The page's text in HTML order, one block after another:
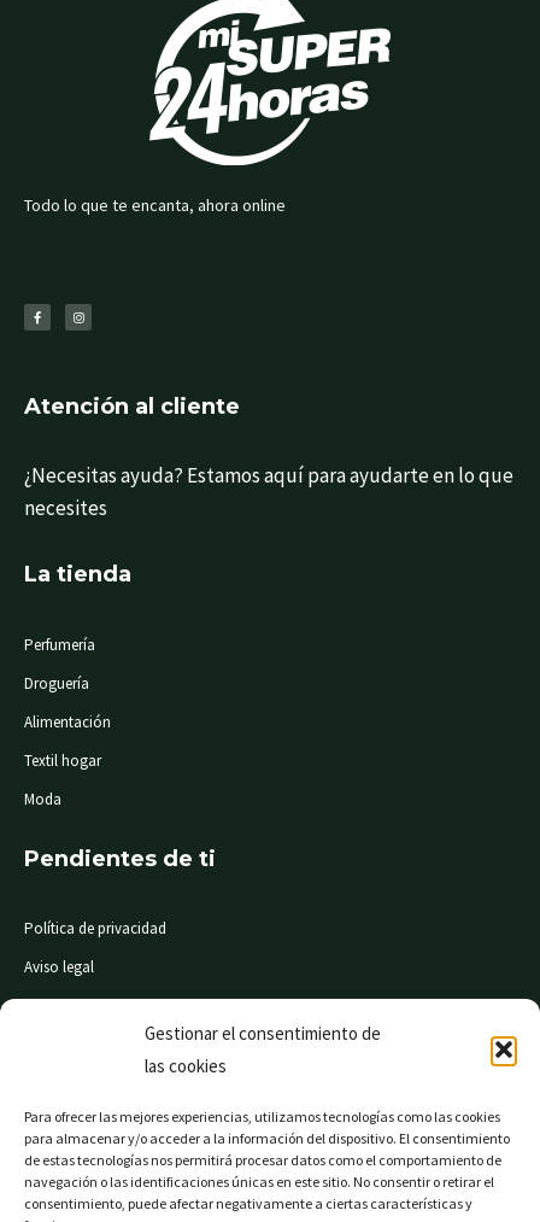
Gestionar el consentimiento de
las cookies
Para ofrecer las mejores experiencias, utilizamos tecnologías como las cookies
para almacenar y/o acceder a la información del dispositivo. El consentimiento
de estas tecnologías nos permitirá procesar datos como el comportamiento de
navegación o las identificaciones únicas en este sitio. No consentir o retirar el
consentimiento, puede afectar negativamente a ciertas características y
Todo lo que te encanta, ahora online
c
e
b
s
t
a
Atención al cliente
¿Necesitas ayuda? Estamos aquí para ayudarte en lo que
necesites
La tienda
Perfumería
Droguería
Alimentación
Textil hogar
Moda
Pendientes de ti
Política de privacidad
Aviso legal
Condiciones de compra
© Mi Súper 24 horas. Todos los derechos reservados